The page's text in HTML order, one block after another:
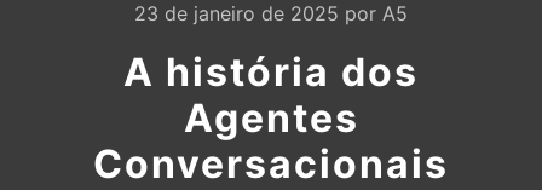
23 de janeiro de 2025 por A5
A história dos
Agentes
Conversacionais